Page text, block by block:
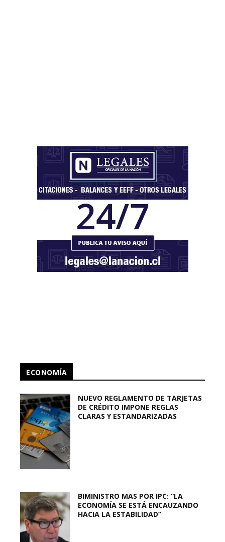
ECONOMÍA
NUEVO REGLAMENTO DE TARJETAS
DE CRÉDITO IMPONE REGLAS
CLARAS Y ESTANDARIZADAS
BIMINISTRO MAS POR IPC: “LA
ECONOMÍA SE ESTÁ ENCAUZANDO
HACIA LA ESTABILIDAD”